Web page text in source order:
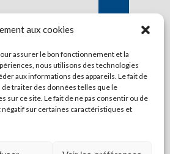
aux cookies
assurer le bon fonctionnement et la
nous utilisons des technologies
aux informations des appareils. Le fait de
traiter des données telles que le
sur ce site. Le fait de ne pas consentir ou de
sur certaines caractéristiques et